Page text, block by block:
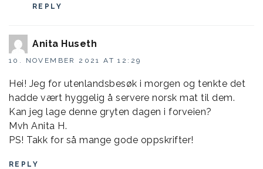
REPLY
Anita Huseth
10. NOVEMBER 2021 AT 12:29
Hei! Jeg for utenlandsbesøk i morgen og tenkte det
hadde vært hyggelig å servere norsk mat til dem.
Kan jeg lage denne gryten dagen i forveien?
Mvh Anita H.
PS! Takk for så mange gode oppskrifter!
REPLY